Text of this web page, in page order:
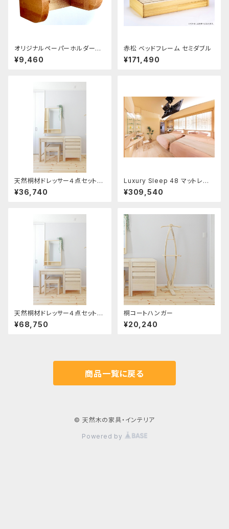
オリジナルペーパーホルダー
赤松塗装
¥9,460
赤松 ベッドフレーム セミダブル
¥171,490
天然桐材ドレッサー４点セット
①桐クロスボックスミラー
¥36,740
Luxury Sleep 48 マットレス
セパレート シングル アッパーの
み
¥309,540
天然桐材ドレッサー４点セット
③ミニチェスト
¥68,750
桐コートハンガー
¥20,240
商品一覧に戻る
© 天然木の家具・インテリア
Powered by